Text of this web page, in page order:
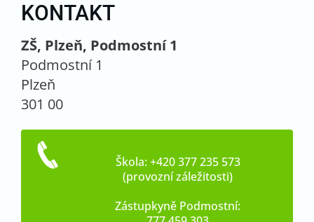
KONTAKT
ZŠ, Plzeň, Podmostní 1
Podmostní 1
Plzeň
301 00
Škola: +420 377 235 573
(provozní záležitosti)
Zástupkyně Podmostní: